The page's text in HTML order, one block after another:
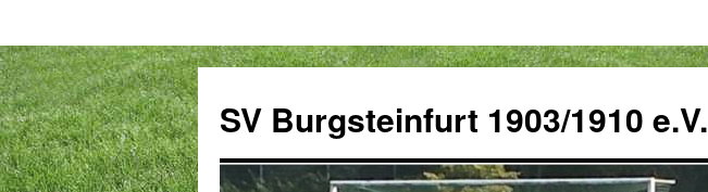
springen
SV Burgsteinfurt 1903/1910 e.V.